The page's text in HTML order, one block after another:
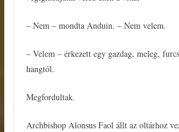
– Nem – mondta Anduin. – Nem velem.
– Velem – érkezett egy gazdag, meleg,
hangtól.
Megfordultak.
Archbishop Alonsus Faol állt az oltárhoz